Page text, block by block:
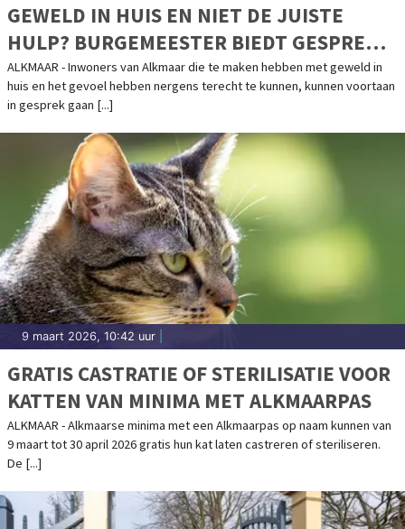
GEWELD IN HUIS EN NIET DE JUISTE
HULP? BURGEMEESTER BIEDT GESPREK
AAN
ALKMAAR - Inwoners van Alkmaar die te maken hebben met geweld in
huis en het gevoel hebben nergens terecht te kunnen, kunnen voortaan
in gesprek gaan [...]
9 maart 2026, 10:42 uur
GRATIS CASTRATIE OF STERILISATIE VOOR
KATTEN VAN MINIMA MET ALKMAARPAS
ALKMAAR - Alkmaarse minima met een Alkmaarpas op naam kunnen van
9 maart tot 30 april 2026 gratis hun kat laten castreren of steriliseren.
De [...]